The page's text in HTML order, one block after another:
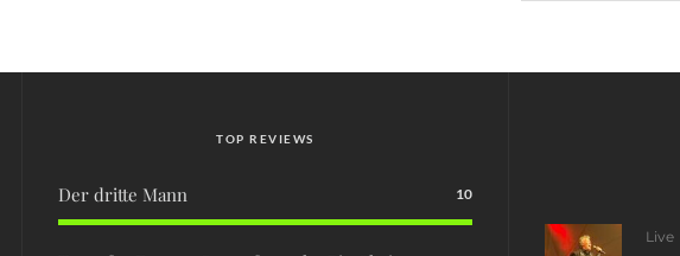
TOP REVIEWS
Der dritte Mann 10
Live